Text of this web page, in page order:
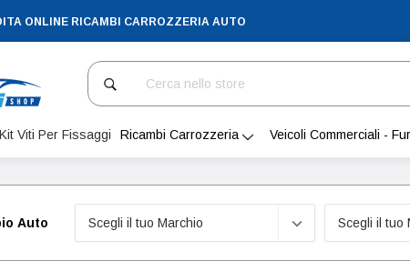
ONLINE RICAMBI CARROZZERIA AUTO
Cerca
Kit Viti Per Fissaggi Ricambi Carrozzeria Veicoli Commerciali -
Auto